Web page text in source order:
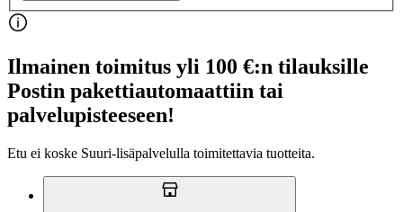
Ilmainen toimitus yli 100 €:n tilauksille
Postin pakettiautomaattiin tai
palvelupisteeseen!
Etu ei koske Suuri‑lisäpalvelulla toimitettavia tuotteita.